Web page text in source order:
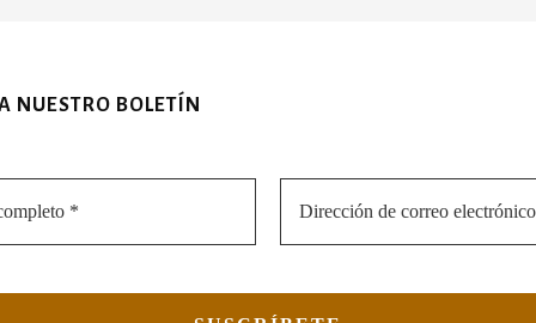
NUESTRO BOLETÍN